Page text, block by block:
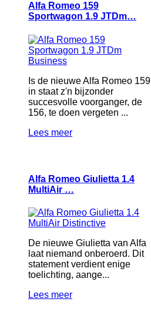
Alfa Romeo 159
Sportwagon 1.9 JTDm…
Is de nieuwe Alfa Romeo 159
in staat z'n bijzonder
succesvolle voorganger, de
156, te doen vergeten ...
Lees meer
Alfa Romeo Giulietta 1.4
MultiAir …
De nieuwe Giulietta van Alfa
laat niemand onberoerd. Dit
statement verdient enige
toelichting, aange...
Lees meer